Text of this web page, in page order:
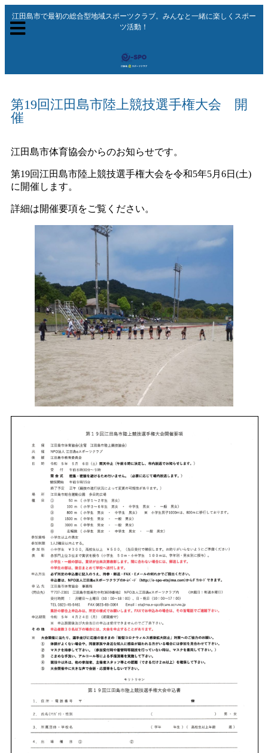
江田島市で最初の総合型地域スポーツクラブ。みんなと一緒に楽しくスポー
ツ活動！
第19回江田島市陸上競技選手権大会 開
催
江田島市体育協会からのお知らせです。
第19回江田島市陸上競技選手権大会を令和5年5月6日(土)
に開催します。
詳細は開催要項をご覧ください。